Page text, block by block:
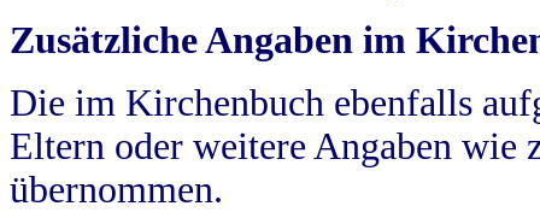
Zusätzliche Angaben im
Die im Kirchenbuch ebenfalls
Eltern oder weitere Angaben wie
übernommen.